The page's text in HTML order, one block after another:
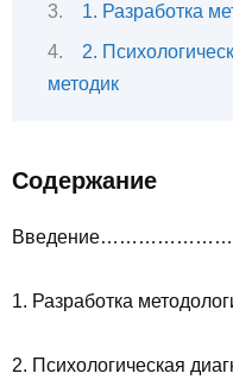
1. Разработка
2.
методик
Содержание
1. Разработка
2. Психологическая